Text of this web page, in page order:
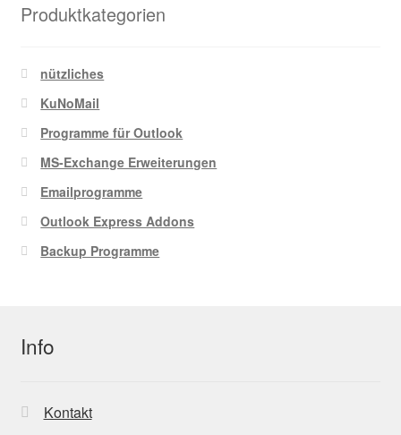
Produktkategorien
nützliches
KuNoMail
Programme für Outlook
MS-Exchange Erweiterungen
Emailprogramme
Outlook Express Addons
Backup Programme
Info
Kontakt